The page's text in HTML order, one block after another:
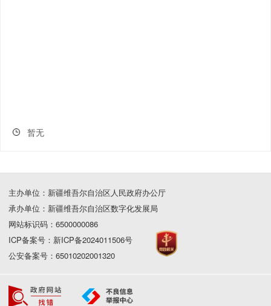
暂无
主办单位：新疆维吾尔自治区人民政府办公厅
承办单位：新疆维吾尔自治区数字化发展局
网站标识码：6500000086
ICP备案号：新ICP备2024011506号
公安备案号：65010202001320